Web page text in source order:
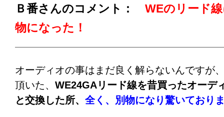
れにしてもこれほど音の鮮度が上がるとは思
た。
ブルは100％の確信を持って、すべてのアナ
いと思います。これなら、同じSPUを買うの
して上級機種を買う必要はまったくなく、中
Ｂ番さんのコメント： WEのリード
物になった！
オーディオの事はまだ良く解らないんですが
頂いた、 WE24GAリード線を昔買ったオーデ
と交換した所、 全く、別物になり驚いており